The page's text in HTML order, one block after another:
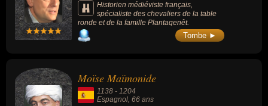
Historien médiéviste français,
spécialiste des chevaliers de la table
ronde et de la famille Plantagenêt.
Tombe ►
Moïse Maïmonide
1138 - 1204
Espagnol , 66 ans